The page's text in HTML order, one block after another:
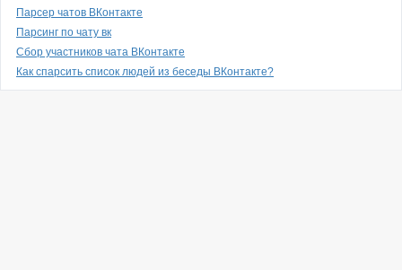
Парсер чатов ВКонтакте
Парсинг по чату вк
Сбор участников чата ВКонтакте
Как спарсить список людей из беседы ВКонтакте?